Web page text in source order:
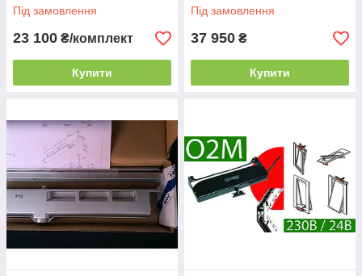
(Японія)
Під замовлення
23 100 ₴/комплект
Купити
Під замовлення
37 950 ₴
Купити